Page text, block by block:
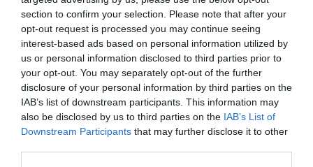
section to confirm your selection. Please note that after your
opt-out request is processed you may continue seeing
interest-based ads based on personal information utilized by
us or personal information disclosed to third parties prior to
your opt-out. You may separately opt-out of the further
disclosure of your personal information by third parties on the
IAB’s list of downstream participants. This information may
also be disclosed by us to third parties on the IAB’s List of
Downstream Participants that may further disclose it to other
Índex2P
ACTIVAR AHORA
Compartir
Imprimir